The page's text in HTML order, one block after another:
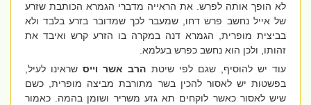
לא הופך אותה לפרש. את הראייה מדברי הגמרא הכותבת שזרע
של אייל נחשב פרש דחו, שמעבר לכך שמדובר בזרע בלבד ולא
בביצית מופרית, הגמרא דנה במקרה בו הזרע קרש ואיבד את
זהותו, ולכן הוא נחשב כפרש בעלמא.
עוד יש להוסיף, שגם לפי שיטתהרב אשר וייסשראינו לעיל,
בפשטות יש לאסור להכין בשר מתורבת מביצה מופרית, כשם
שיש לאסור כאשר לוקחים תא גזע משריר ושומן בהמה. כאמור